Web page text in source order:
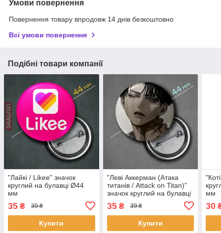
Умови повернення
Повернення товару впродовж 14 днів безкоштовно
Всі умови повернення
Подібні товари компанії
"Лайкі / Likee" значок
круглий на булавці Ø44
мм
35 ₴ 39 ₴
Купити
"Леві Аккерман (Атака
титанів / Attack on Titan)"
значок круглий на булавці
35₴ 39 ₴
Купити
мм
30